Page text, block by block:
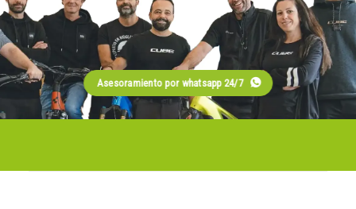
Asesoramiento por whatsapp 24/7